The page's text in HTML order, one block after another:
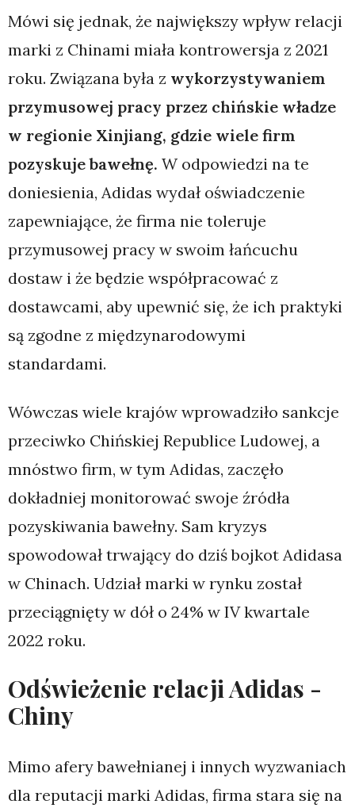
Mówi się jednak, że największy wpływ relacji
marki z Chinami miała kontrowersja z 2021
roku. Związana była z wykorzystywaniem
przymusowej pracy przez chińskie władze
w regionie Xinjiang, gdzie wiele firm
pozyskuje bawełnę. W odpowiedzi na te
doniesienia, Adidas wydał oświadczenie
zapewniające, że firma nie toleruje
przymusowej pracy w swoim łańcuchu
dostaw i że będzie współpracować z
dostawcami, aby upewnić się, że ich praktyki
są zgodne z międzynarodowymi
standardami.
Wówczas wiele krajów wprowadziło sankcje
przeciwko Chińskiej Republice Ludowej, a
mnóstwo firm, w tym Adidas, zaczęło
dokładniej monitorować swoje źródła
pozyskiwania bawełny. Sam kryzys
spowodował trwający do dziś bojkot Adidasa
w Chinach. Udział marki w rynku został
przeciągnięty w dół o 24% w IV kwartale
2022 roku.
Odświeżenie relacji Adidas -
Chiny
Mimo afery bawełnianej i innych wyzwaniach
dla reputacji marki Adidas, firma stara się na